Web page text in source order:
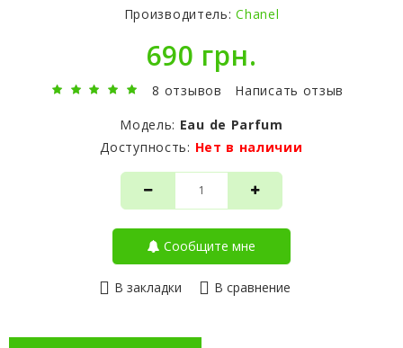
Производитель: Chanel
690 грн.
8 отзывов
Написать отзыв
Модель: Eau de Parfum
Доступность: Нет в наличии
Сообщите мне
В закладки В сравнение